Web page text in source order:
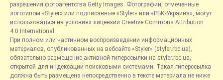
разрешения фотоагентства Getty Images. Фотографии, отмеченные
логотипом «Styler» или подписанные «Styler» или «РБК-Украина», могут
использоваться на условиях лицензии Creative Commons Attribution
4.0 International.
При полном или частичном воспроизведении информационных
материалов, опубликованных на вебсайте «Styler» (styler.rbc.ua),
обязательно размещение активной гиперссылки на styler.rbc.ua,
открытой для индексации поисковыми системами. Такая гиперссылка
должна быть размещена непосредственно в тексте материала не ниже